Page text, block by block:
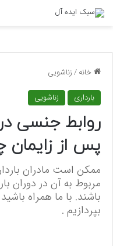
خانه/زناشویی
بارداری زناشویی
روابط جنسی
پس از زایمان
ممکن است مادران
مربوط به آن در دوران
باشند. با ما همراه
بپردازیم .